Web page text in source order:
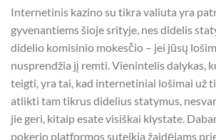
Internetinis kazino su tikra valiuta yra
gyvenantiems šioje srityje, nes didelis
didelio komisinio mokesčio – jei jūsų
nusprendžia jį remti. Vienintelis dalykas,
teigti, yra tai, kad internetiniai lošimai už
atlikti tam tikrus didelius statymus,
jie geri, kitaip esate visiškai klystate.
pokerio platformos suteikia žaidėjams